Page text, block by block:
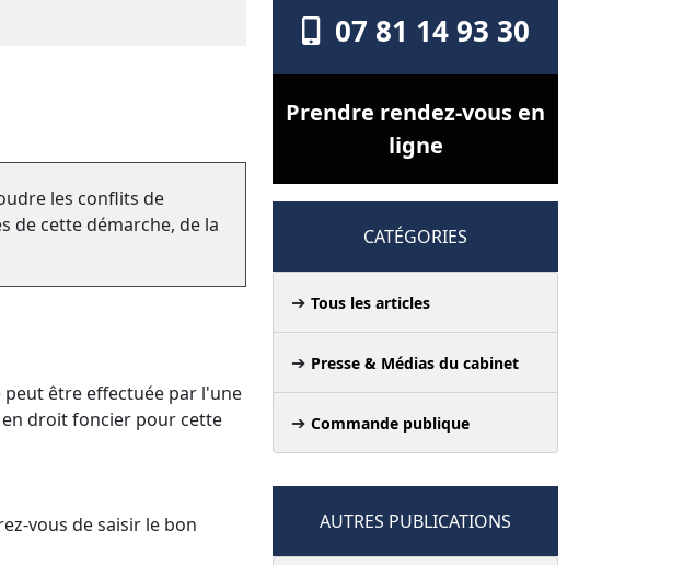
les conflits de
de cette démarche, de la
être effectuée par l'une
en droit foncier pour cette
vous de saisir le bon
07 81 14 93 30
Prendre rendez-vous en
ligne
CATÉGORIES
Tous les articles
Presse & Médias du cabinet
Commande publique
AUTRES PUBLICATIONS